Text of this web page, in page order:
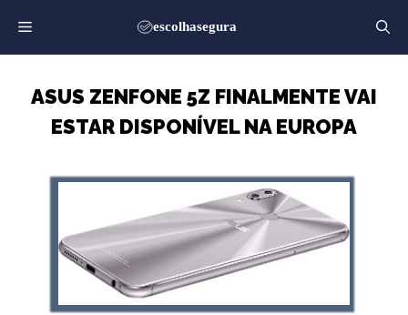
para
o
ASUS ZENFONE 5Z FINALMENTE VAI
ESTAR DISPONÍVEL NA EUROPA